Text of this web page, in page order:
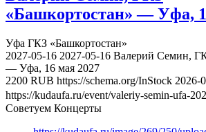
«Башкортостан» — Уфа,
Уфа ГКЗ «Башкортостан»
2027-05-16 2027-05-16 Валерий Семин,
— Уфа, 16 мая 2027
2200 RUB https://schema.org/InStock 2026-
https://kudaufa.ru/event/valeriy-semin-ufa-
Советуем Концерты